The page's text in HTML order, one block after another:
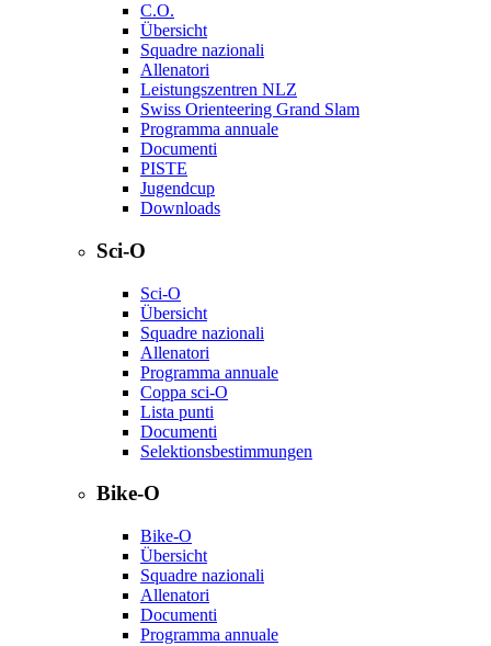
C.O.
Übersicht
Squadre nazionali
Allenatori
Leistungszentren NLZ
Swiss Orienteering Grand Slam
Programma annuale
Documenti
PISTE
Jugendcup
Downloads
Sci-O
Sci-O
Übersicht
Squadre nazionali
Allenatori
Programma annuale
Coppa sci-O
Lista punti
Documenti
Selektionsbestimmungen
Bike-O
Bike-O
Übersicht
Squadre nazionali
Allenatori
Documenti
Programma annuale